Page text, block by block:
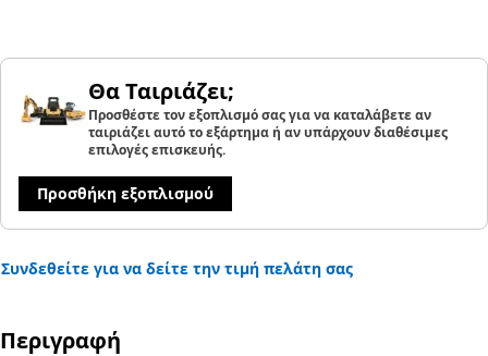
Θα Ταιριάζει;
Προσθέστε τον εξοπλισμό σας για να καταλάβετε αν
ταιριάζει αυτό το εξάρτημα ή αν υπάρχουν διαθέσιμες
επιλογές επισκευής.
Προσθήκη εξοπλισμού
Συνδεθείτε για να δείτε την τιμή πελάτη σας
Περιγραφή